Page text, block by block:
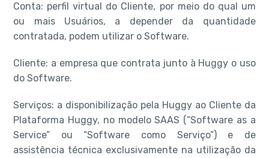
Conta: perfil virtual do Cliente, por meio do qual um
ou mais Usuários, a depender da quantidade
contratada, podem utilizar o Software.
Cliente: a empresa que contrata junto à Huggy o uso
do Software.
Serviços: a disponibilização pela Huggy ao Cliente da
Plataforma Huggy, no modelo SAAS (“Software as a
Service” ou “Software como Serviço”) e de
assistência técnica exclusivamente na utilização da